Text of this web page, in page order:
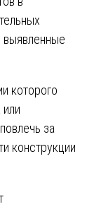
выявленные
которого
за
конструкции